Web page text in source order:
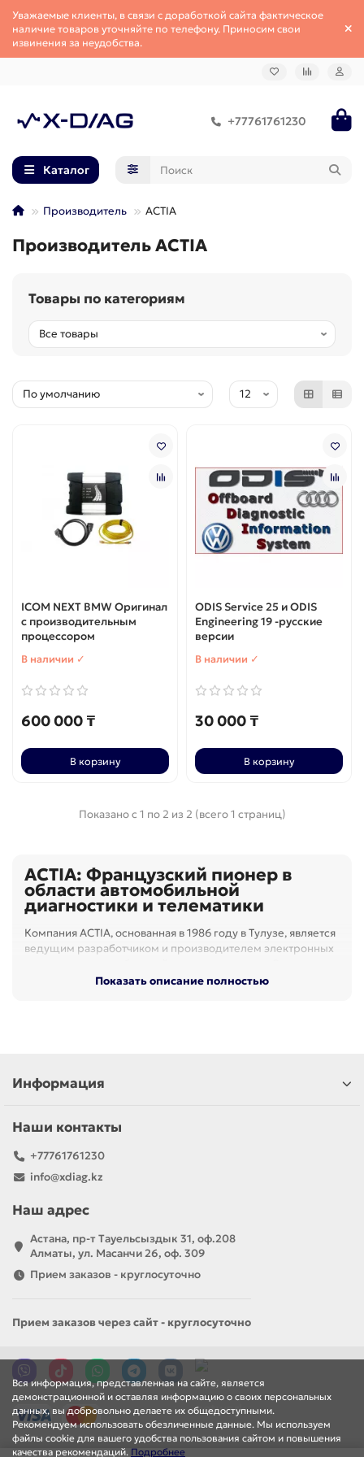
Уважаемые клиенты, в связи с доработкой сайта фактическое
наличие товаров уточняйте по телефону. Приносим свои
извинения за неудобства.
+77761761230
Каталог
Производитель ACTIA
Производитель ACTIA
Товары по категориям
ICOM NEXT BMW Оригинал
с производительным
процессором
В наличии ✓
600 000 ₸
В корзину
ODIS Service 25 и ODIS
Engineering 19 -русские
версии
В наличии ✓
30 000 ₸
В корзину
Показано с 1 по 2 из 2 (всего 1 страниц)
ACTIA: Французский пионер в
области автомобильной
диагностики и телематики
Компания ACTIA, основанная в 1986 году в Тулузе, является
ведущим разработчиком и производителем электронных
создания ACTIA зарекомендовала себя как новатор в
Флагманским продуктом ACTIA является Multi-Diag —
предназначенный для работы с различными марками
более чем 15 000 мастерских по всей Европе, включая
крупные сервисные сети, такие как FIRST STOP.
автомобилей.
Интуитивно понятный интерфейс и простоту
использования.
Passthru, ADAS-калибровку и интеграцию с Security
Кроме того, ACTIA разработала iCAN — телематическое
обеспечивает считывание данных в реальном времени и
поддержку различных протоколов, включая OBD, CAN и
DIAG.
Инновации и качество
Показать описание полностью
Вся информация, представленная на сайте, является
демонстрационной и оставляя информацию о своих персональных
данных, вы добровольно делаете их общедоступными.
Рекомендуем использовать обезличенные данные. Мы используем
файлы cookie для вашего удобства пользования сайтом и повышения
качества рекомендаций. Подробнее
Информация
Наши контакты
+77761761230
info@xdiag.kz
Наш адрес
Астана, пр-т Тауельсыздык 31, оф.208
Алматы, ул. Масанчи 26, оф. 309
Прием заказов - круглосуточно
Прием заказов через сайт - круглосуточно